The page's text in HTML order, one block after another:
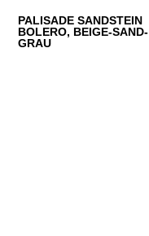
PALISADE SANDSTEIN
BOLERO, BEIGE-SAND-
GRAU